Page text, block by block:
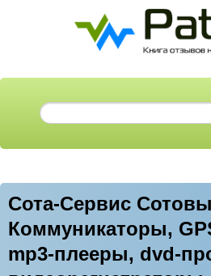
Сота-Сервис
Коммуникаторы,
mp3-плееры, dvd-